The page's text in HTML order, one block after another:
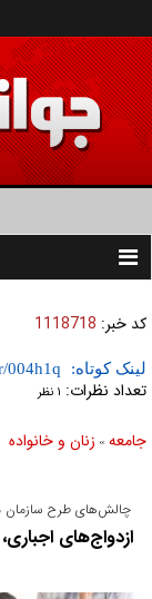
Toggle
کد خبر: 1118718
لینک کوتاه:
تعداد نظرات: ۱ نظر
جامعه » زنان و خانواده
چالش‌های طرح سازمان
ازدواج‌های